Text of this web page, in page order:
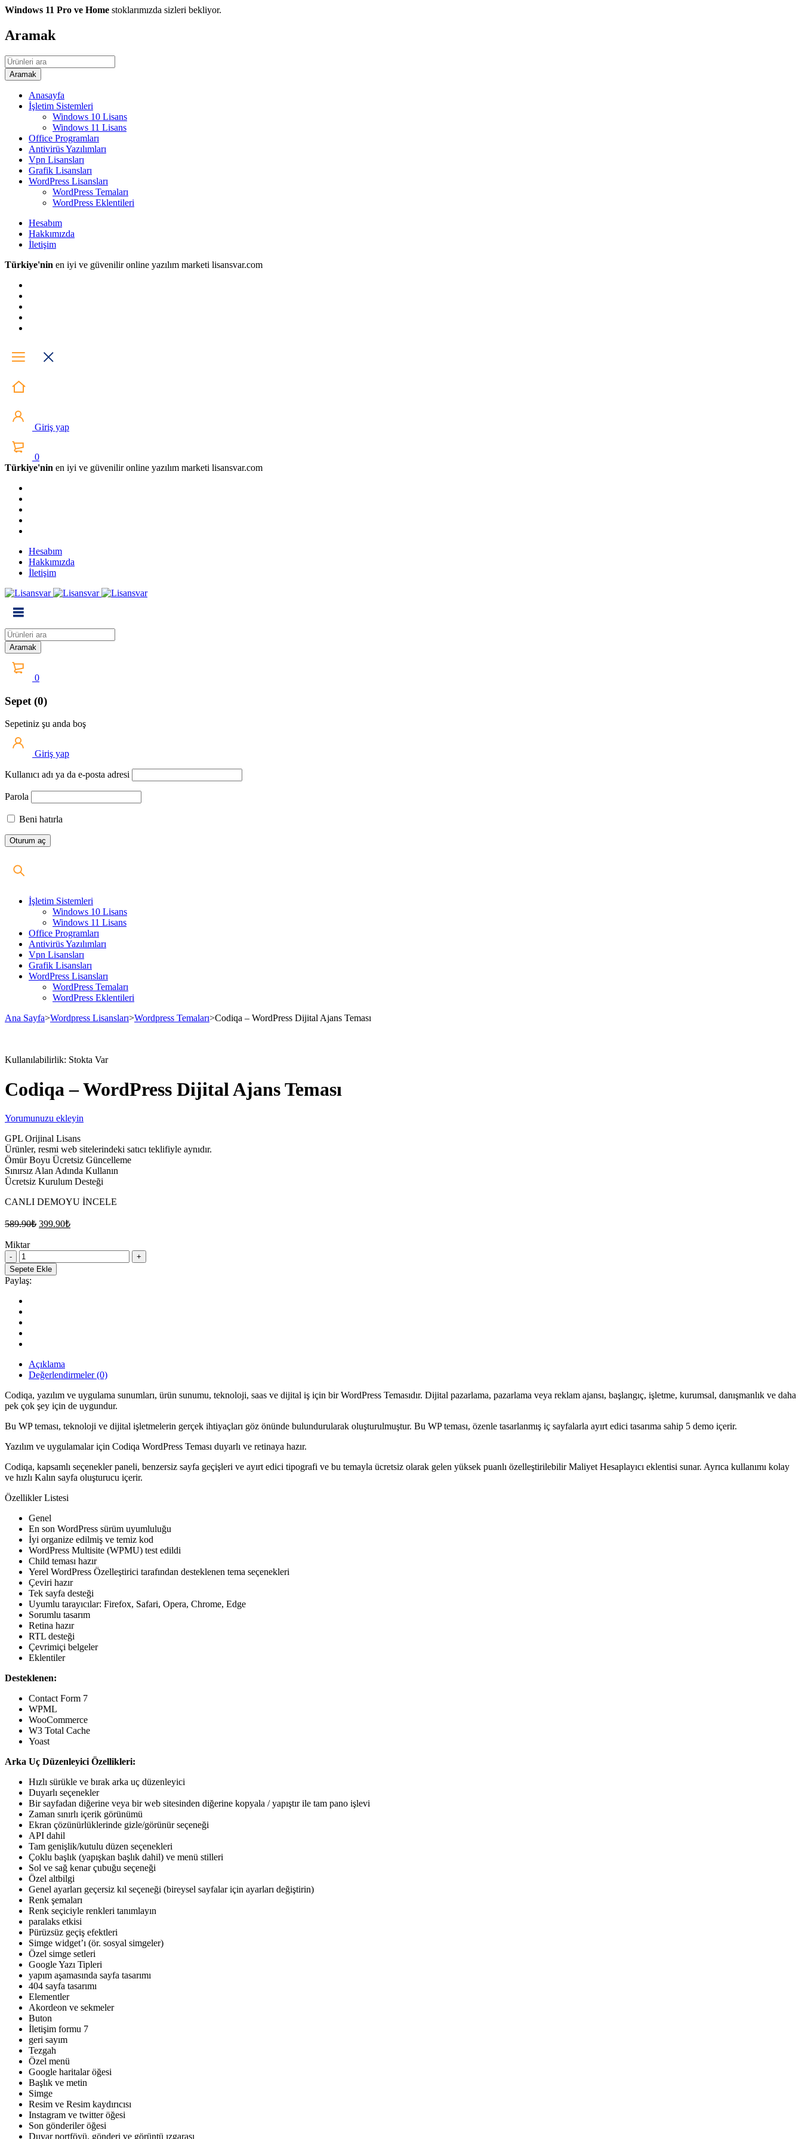
Windows 11 Pro ve Home stoklarımızda sizleri bekliyor.
Aramak
Anasayfa
İşletim Sistemleri
Windows 10 Lisans
Windows 11 Lisans
Office Programları
Antivirüs Yazılımları
Vpn Lisansları
Grafik Lisansları
WordPress Lisansları
WordPress Temaları
WordPress Eklentileri
Hesabım
Hakkımızda
İletişim
Türkiye'nin en iyi ve güvenilir online yazılım marketi lisansvar.com
Giriş yap
0
Türkiye'nin en iyi ve güvenilir online yazılım marketi lisansvar.com
Hesabım
Hakkımızda
İletişim
0
Sepet (0)
Sepetiniz şu anda boş
Giriş yap
Kullanıcı adı ya da e-posta adresi
Parola
Beni hatırla
İşletim Sistemleri
Windows 10 Lisans
Windows 11 Lisans
Office Programları
Antivirüs Yazılımları
Vpn Lisansları
Grafik Lisansları
WordPress Lisansları
WordPress Temaları
WordPress Eklentileri
Ana Sayfa>Wordpress Lisansları>Wordpress Temaları>Codiqa – WordPress Dijital Ajans Teması
Kullanılabilirlik: Stokta Var
Codiqa – WordPress Dijital Ajans Teması
Yorumunuzu ekleyin
GPL Orijinal Lisans
Ürünler, resmi web sitelerindeki satıcı teklifiyle aynıdır.
Ömür Boyu Ücretsiz Güncelleme
Sınırsız Alan Adında Kullanın
Ücretsiz Kurulum Desteği
CANLI DEMOYU İNCELE
589.90₺ Orijinal
399.90₺Şu
Miktar
Codiqa
–
WordPress
Dijital
Ajans
Teması
quantity
Sepete Ekle
Paylaş:
Açıklama
Değerlendirmeler (0)
Codiqa, yazılım ve uygulama sunumları, ürün sunumu, teknoloji, saas ve dijital iş için bir WordPress Temasıdır. Dijital pazarlama, pazarlama veya reklam ajansı, başlangıç, işletme, kurumsal, danışmanlık ve daha
pek çok şey için de uygundur.
Bu WP teması, teknoloji ve dijital işletmelerin gerçek ihtiyaçları göz önünde bulundurularak oluşturulmuştur. Bu WP teması, özenle tasarlanmış iç sayfalarla ayırt edici tasarıma sahip 5 demo içerir.
Yazılım ve uygulamalar için Codiqa WordPress Teması duyarlı ve retinaya hazır.
Codiqa, kapsamlı seçenekler paneli, benzersiz sayfa geçişleri ve ayırt edici tipografi ve bu temayla ücretsiz olarak gelen yüksek puanlı özelleştirilebilir Maliyet Hesaplayıcı eklentisi sunar. Ayrıca kullanımı kolay
ve hızlı Kalın sayfa oluşturucu içerir.
Özellikler Listesi
Genel
En son WordPress sürüm uyumluluğu
İyi organize edilmiş ve temiz kod
WordPress Multisite (WPMU) test edildi
Child teması hazır
Yerel WordPress Özelleştirici tarafından desteklenen tema seçenekleri
Çeviri hazır
Tek sayfa desteği
Uyumlu tarayıcılar: Firefox, Safari, Opera, Chrome, Edge
Sorumlu tasarım
Retina hazır
RTL desteği
Çevrimiçi belgeler
Eklentiler
Desteklenen:
Contact Form 7
WPML
WooCommerce
W3 Total Cache
Yoast
Arka Uç Düzenleyici Özellikleri:
Hızlı sürükle ve bırak arka uç düzenleyici
Duyarlı seçenekler
Bir sayfadan diğerine veya bir web sitesinden diğerine kopyala / yapıştır ile tam pano işlevi
Zaman sınırlı içerik görünümü
Ekran çözünürlüklerinde gizle/görünür seçeneği
API dahil
Tam genişlik/kutulu düzen seçenekleri
Çoklu başlık (yapışkan başlık dahil) ve menü stilleri
Sol ve sağ kenar çubuğu seçeneği
Özel altbilgi
Genel ayarları geçersiz kıl seçeneği (bireysel sayfalar için ayarları değiştirin)
Renk şemaları
Renk seçiciyle renkleri tanımlayın
paralaks etkisi
Pürüzsüz geçiş efektleri
Simge widget’ı (ör. sosyal simgeler)
Özel simge setleri
Google Yazı Tipleri
yapım aşamasında sayfa tasarımı
404 sayfa tasarımı
Elementler
Akordeon ve sekmeler
Buton
İletişim formu 7
geri sayım
Tezgah
Özel menü
Google haritalar öğesi
Başlık ve metin
Simge
Resim ve Resim kaydırıcısı
Instagram ve twitter öğesi
Son gönderiler öğesi
Duvar portföyü, gönderi ve görüntü ızgarası